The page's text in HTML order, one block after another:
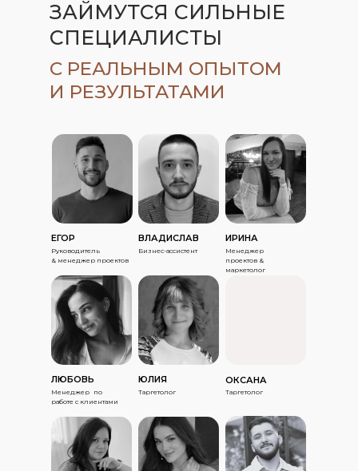
Подробнее Подробнее
ЗАЙМУТСЯ СИЛЬНЫЕ
СПЕЦИАЛИСТЫ
С РЕАЛЬНЫМ ОПЫТОМ
И РЕЗУЛЬТАТАМИ
ЕГОР
Руководитель
& менеджер проектов
ВЛАДИСЛАВ
Бизнес-ассистент
ИРИНА
Менеджер
проектов &
маркетолог
ЛЮБОВЬ
Менеджер по
работе с клиентами
ЮЛИЯ
Таргетолог Таргетолог
ОКСАНА